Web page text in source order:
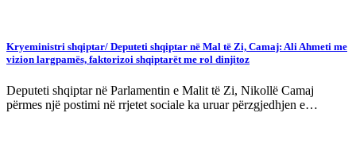
Kryeministri shqiptar/ Deputeti shqiptar në Mal të Zi, Camaj: Ali Ahmeti me
vizion largpamës, faktorizoi shqiptarët me rol dinjitoz
Deputeti shqiptar në Parlamentin e Malit të Zi, Nikollë Camaj
përmes një postimi në rrjetet sociale ka uruar përzgjedhjen e…